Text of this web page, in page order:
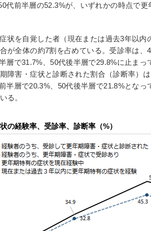
代前半層の52.3%が、いずれかの時点で
状を自覚した者（現在または過去3年以
が全体の約7割を占めている。受診率は
層で31.7%、50代後半層で29.8%に止ま
障害・症状と診断された割合（診断率）
半層で20.3%、50代後半層で21.8%とな
る。
の経験率、受診率、診断率（%）